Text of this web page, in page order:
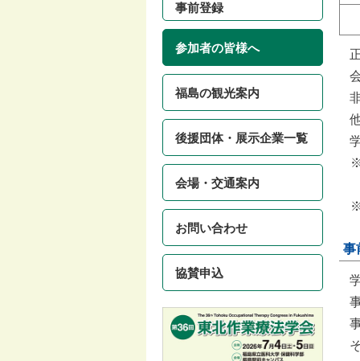
事
事前登録
参加者の皆様へ
福島の観光案内
後援団体・展示企業一覧
会場・交通案内
お問い合わせ
協賛申込